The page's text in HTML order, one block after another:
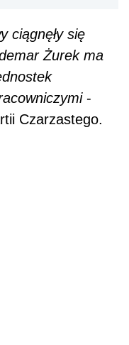
ciągnęły się
Żurek ma
-
Czarzastego.